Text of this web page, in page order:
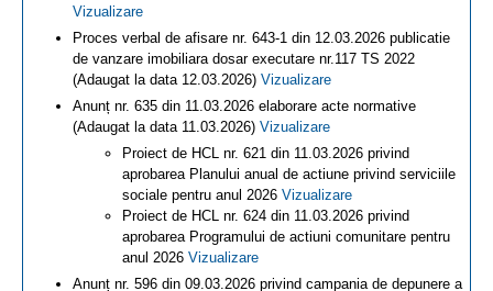
Vizualizare
Proces verbal de afisare nr. 643-1 din 12.03.2026 publicatie
de vanzare imobiliara dosar executare nr.117 TS 2022
(Adaugat la data 12.03.2026) Vizualizare
Anunț nr. 635 din 11.03.2026 elaborare acte normative
(Adaugat la data 11.03.2026) Vizualizare
Proiect de HCL nr. 621 din 11.03.2026 privind
aprobarea Planului anual de actiune privind serviciile
sociale pentru anul 2026 Vizualizare
Proiect de HCL nr. 624 din 11.03.2026 privind
aprobarea Programului de actiuni comunitare pentru
anul 2026 Vizualizare
Anunț nr. 596 din 09.03.2026 privind campania de depunere a